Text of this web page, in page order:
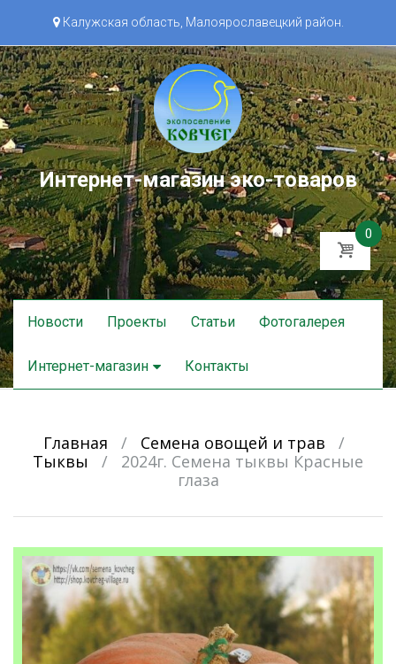
Калужская область, Малоярославецкий район.
Интернет-магазин эко-товаров
0
Skip
to
Новости Проекты Статьи Фотогалерея
Интернет-магазин Контакты
Главная / Семена овощей и трав
/
Тыквы
/
2024г. Семена тыквы Красные
глаза